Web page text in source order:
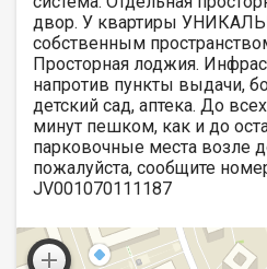
двор. У квартиры
собственным
Просторная лоджия.
напротив пункты выдачи,
детский сад, аптека. До
минут пешком, как и до
парковочные места возле
пожалуйста, сообщите
JV001070111187